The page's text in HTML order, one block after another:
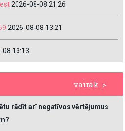
2026-08-08 21:26
2026-08-08 13:21
08 13:13
vairāk >
rādīt arī negatīvos vērtējumus